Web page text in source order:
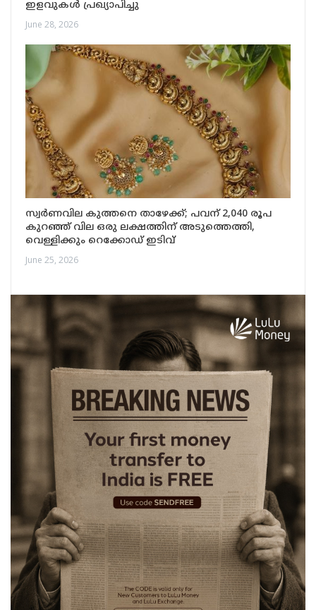
ഇളവുകൾ പ്രഖ്യാപിച്ചു
June 28, 2026
സ്വർണവില കുത്തനെ താഴേക്ക്; പവന് 2,040 രൂപ
കുറഞ്ഞ് വില ഒരു ലക്ഷത്തിന് അടുത്തെത്തി,
വെള്ളിക്കും റെക്കോഡ് ഇടിവ്
June 25, 2026